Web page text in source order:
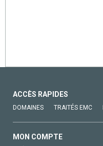
ACCÈS RAPIDES
DOMAINES TRAITÉS EMC
MON COMPTE